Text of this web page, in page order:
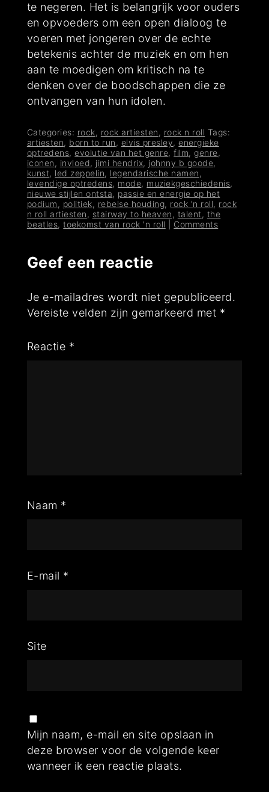
te negeren. Het is belangrijk voor ouders
en opvoeders om een open dialoog te
voeren met jongeren over de echte
betekenis achter de muziek en om hen
aan te moedigen om kritisch na te
denken over de boodschappen die ze
ontvangen van hun idolen.
Categories: rock, rock artiesten , rock n roll Tags:
artiesten, born to run , elvis presley,energieke
optredens,evolutie van het genre,film,genre,
iconen , invloed, jimi hendrix, johnny b goode,
kunst, led zeppelin, legendarische namen ,
levendige optredens, mode, muziekgeschiedenis,
nieuwe stijlen ontsta, passie en energie op het
podium , politiek, rebelse houding, rock 'n roll, rock
n roll artiesten , stairway to heaven , talent , the
beatles,toekomst van rock 'n roll Comments
Geef een reactie
Je e-mailadres wordt niet gepubliceerd.
Vereiste velden zijn gemarkeerd met *
Reactie *
Naam *
E-mail *
Site
Mijn naam, e-mail en site opslaan in
deze browser voor de volgende keer
wanneer ik een reactie plaats.